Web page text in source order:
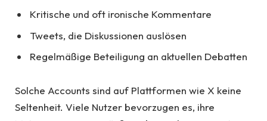
Kritische und oft ironische Kommentare
Tweets, die Diskussionen auslösen
Regelmäßige Beteiligung an aktuellen Debatten
Solche Accounts sind auf Plattformen wie X keine
Seltenheit. Viele Nutzer bevorzugen es, ihre